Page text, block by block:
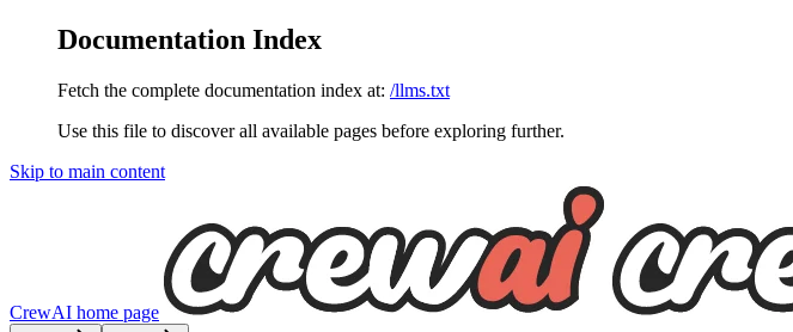
Documentation Index
Fetch the complete documentation index at: /llms.txt
Use this file to discover all available pages before exploring further.
Skip to main content
CrewAI home page